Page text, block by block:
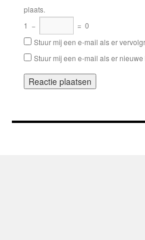
plaats.
1 − = 0
Stuur mij een e-mail als er
Stuur mij een e-mail als er